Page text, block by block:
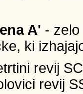
A' -
ki
revij
revij